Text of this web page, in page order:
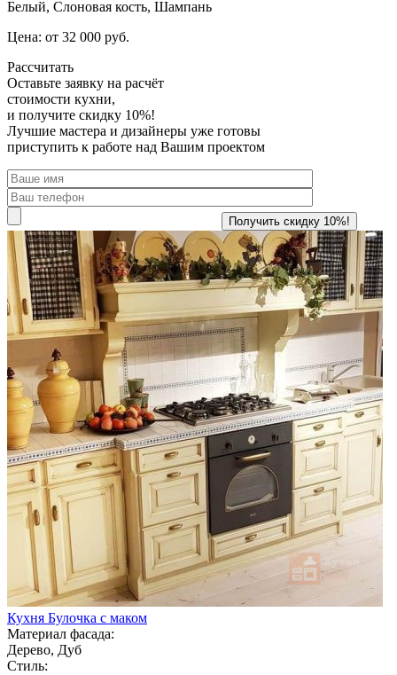
Белый, Слоновая кость, Шампань
Цена: от 32 000 руб.
Рассчитать
Оставьте заявку на расчёт
стоимости кухни,
и получите скидку 10%!
Лучшие мастера и дизайнеры уже готовы
приступить к работе над Вашим проектом
Кухня Булочка с маком
Материал фасада:
Дерево, Дуб
Стиль: